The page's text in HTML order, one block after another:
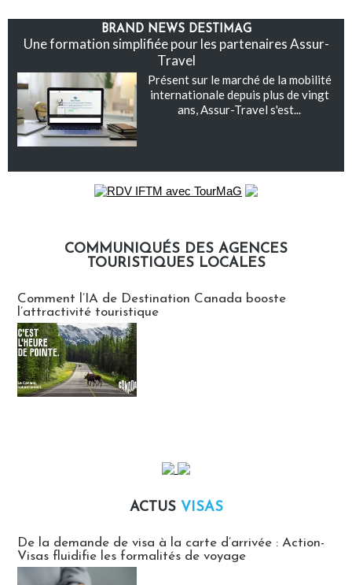
BRAND NEWS DESTIMAG
Une formation simplifiée pour les partenaires Assur-
Travel
Présent sur le marché de la mobilité
internationale depuis plus de vingt
ans, Assur-Travel s'est...
COMMUNIQUÉS DES AGENCES
TOURISTIQUES LOCALES
Comment l’IA de Destination Canada booste
l’attractivité touristique
ACTUS VISAS
De la demande de visa à la carte d’arrivée : Action-
Visas fluidifie les formalités de voyage